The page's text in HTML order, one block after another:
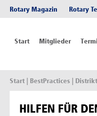
Rotary Magazin Rotary
Start Mitglieder
Start | BestPractices |
HILFEN FÜR